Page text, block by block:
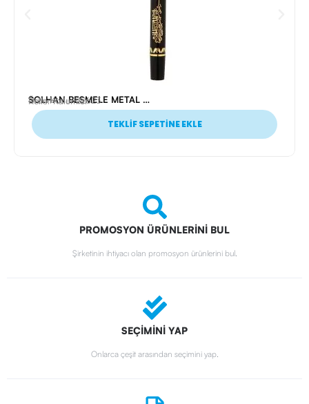
SOLHAN BESMELE METAL ROLLER KALEM
Ürün Kodu: 22623
Roller Kalemler
TEKLİF SEPETİNE EKLE
PROMOSYON ÜRÜNLERİNİ BUL
Şirketinin ihtiyacı olan promosyon ürünlerini bul.
SEÇİMİNİ YAP
Onlarca çeşit arasından seçimini yap.